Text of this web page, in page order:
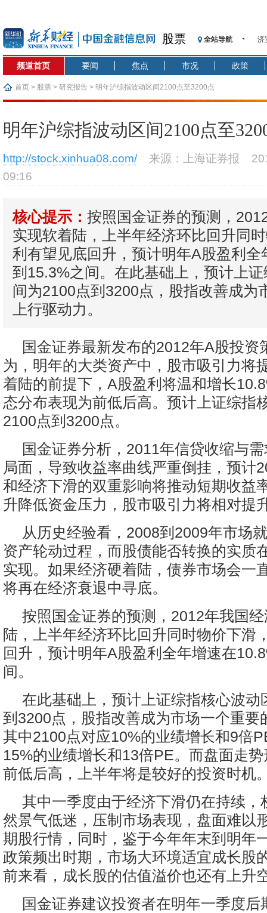
股票 全站导航
济
【
济
基
频道首页 要闻 焦点 市况 政策
首页 > 股票 > 研究报告 > 明年沪综指波动区间2100点至3200点
明年沪综指波动区间2100点至
http://stock.xinhua08.com/ 来源：上海证券报
09:16
核心提示： 按照国金证券的预测，
实现软着陆，上半年经济环比回升同
利有望见底回升，预计明年A股盈利全
到15.3%之间。在此基础上，预计上
间为2100点到3200点，股指改善成为
上行驱动力。
国金证券最新发布的2012年A股投资
为，明年的大类资产中，股市吸引力将
着陆的前提下，A股盈利将温和增长
态分布表现为前低后高。预计上证综指
2100点到3200点。
国金证券分析，2011年信贷收缩与
局面，导致收益率曲线严重倒挂，预计
和经济下滑的双重影响将推动短期收益
升降低资金压力，股市吸引力将相对提
从历史经验看，2008到2009年市场
资产轮动过程，而股债能否转换的实质
实现。如果经济硬着陆，债券市场会一
将再在经济衰退中寻底。
按照国金证券的预测，2012年我国
陆，上半年经济环比回升同时物价下滑
回升，预计明年A股盈利全年增速在
间。
在此基础上，预计上证综指核心波动
到3200点，股指改善成为市场一个重要
其中2100点对应10%的业绩增长和9倍
15%的业绩增长和13倍PE。而盘面走
前低后高，上半年将是较好的投资时机
其中一季度由于经济下滑仍在持续，
然景气低迷，压制市场表现，盘面难以
期股行情，同时，鉴于今年年末到明年
政策频出时期，市场大环境适宜成长股
前来看，成长股的估值溢价也还有上升
国金证券建议投资者在明年一季度后